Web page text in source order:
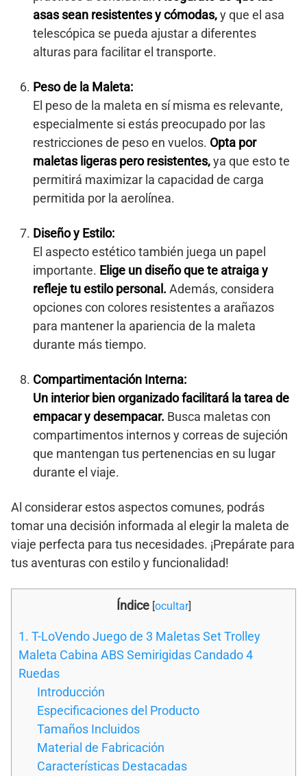
asas sean resistentes y cómodas,y que el asa
telescópica se pueda ajustar a diferentes
alturas para facilitar el transporte.
Peso de la Maleta:
El peso de la maleta en sí misma es relevante,
especialmente si estás preocupado por las
restricciones de peso en vuelos. Opta por
maletas ligeras pero resistentes,ya que esto te
permitirá maximizar la capacidad de carga
permitida por la aerolínea.
Diseño y Estilo:
El aspecto estético también juega un papel
importante. Elige un diseño que te atraiga y
refleje tu estilo personal. Además, considera
opciones con colores resistentes a arañazos
para mantener la apariencia de la maleta
durante más tiempo.
Compartimentación Interna:
Un interior bien organizado facilitará la tarea de
empacar y desempacar. Busca maletas con
compartimentos internos y correas de sujeción
que mantengan tus pertenencias en su lugar
durante el viaje.
Al considerar estos aspectos comunes, podrás
tomar una decisión informada al elegir la maleta de
viaje perfecta para tus necesidades. ¡Prepárate para
tus aventuras con estilo y funcionalidad!
Índice [ocultar]
1. T-LoVendo Juego de 3 Maletas Set Trolley
Maleta Cabina ABS Semirigidas Candado 4
Ruedas
Introducción
Especificaciones del Producto
Tamaños Incluidos
Material de Fabricación
Características Destacadas